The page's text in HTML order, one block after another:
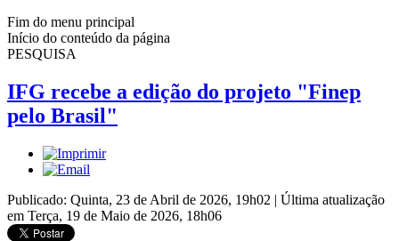
Fim do menu principal
Início do conteúdo da página
PESQUISA
IFG recebe a edição do projeto "Finep
pelo Brasil"
Publicado: Quinta, 23 de Abril de 2026, 19h02 | Última atualização
em Terça, 19 de Maio de 2026, 18h06